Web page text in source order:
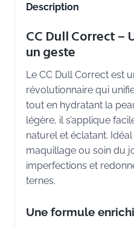
Description
CC Dull Correct –
un geste
Le CC Dull Correct est
révolutionnaire qui
tout en hydratant la
légère, il s’applique
naturel et éclatant.
maquillage ou soin du
imperfections et
ternes.
Une formule